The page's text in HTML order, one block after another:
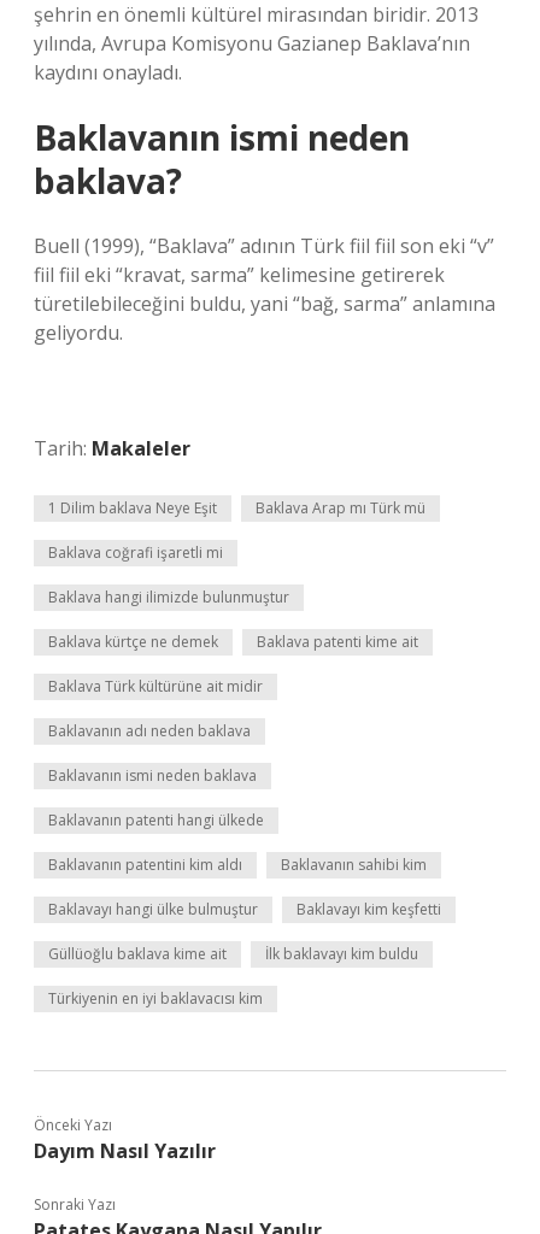
şehrin en önemli kültürel mirasından biridir. 2013
yılında, Avrupa Komisyonu Gazianep Baklava’nın
kaydını onayladı.
Baklavanın ismi neden
baklava?
Buell (1999), “Baklava” adının Türk fiil fiil son eki “v”
fiil fiil eki “kravat, sarma” kelimesine getirerek
türetilebileceğini buldu, yani “bağ, sarma” anlamına
geliyordu.
Tarih: Makaleler
1 Dilim baklava Neye Eşit Baklava Arap mı Türk mü
Baklava coğrafi işaretli mi
Baklava hangi ilimizde bulunmuştur
Baklava kürtçe ne demek Baklava patenti kime ait
Baklava Türk kültürüne ait midir
Baklavanın adı neden baklava
Baklavanın ismi neden baklava
Baklavanın patenti hangi ülkede
Baklavanın patentini kim aldı Baklavanın sahibi kim
Baklavayı hangi ülke bulmuştur Baklavayı kim keşfetti
Güllüoğlu baklava kime ait İlk baklavayı kim buldu
Türkiyenin en iyi baklavacısı kim
Önceki Yazı
Dayım Nasıl Yazılır
Sonraki Yazı